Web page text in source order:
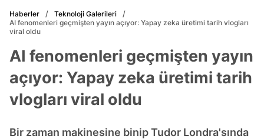
Haberler
Teknoloji Galerileri
AI fenomenleri geçmişten yayın açıyor: Yapay zeka üretimi tarih vlogları
viral oldu
AI fenomenleri geçmişten yayın
açıyor: Yapay zeka üretimi tarih
vlogları viral oldu
Bir zaman makinesine binip Tudor Londra'sında